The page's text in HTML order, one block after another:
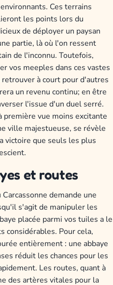
Ces terrains
les points lors du
de déployer un paysan
partie, là où l'on ressent
de l'inconnu. Toutefois,
vos meeples dans ces vastes
à court pour d'autres
un revenu continu; en être
l'issue d'un duel serré.
première vue moins excitante
ville majestueuse, se révèle
victoire que seuls les plus
et routes
demande une
s'agit de manipuler les
placée parmi vos tuiles a le
considérables. Pour cela,
entièrement : une abbaye
réduit les chances pour les
Les routes, quant à
des artères vitales pour la